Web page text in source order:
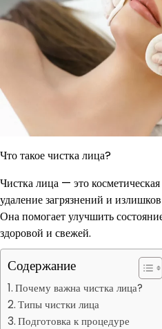
Что такое чистка лица?
Чистка лица — это
удаление загрязнений и
Она помогает улучшить
здоровой и свежей.
Содержание
Почему важна чистка лица?
Типы чистки лица
Подготовка к процедуре